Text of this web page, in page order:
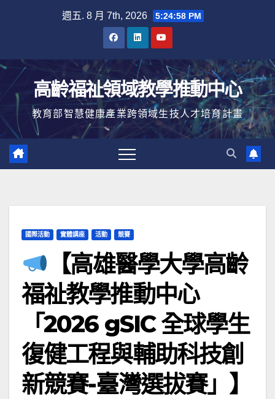
週五. 8 月 7th, 2026 5:24:59 PM
高齡福祉領域教學推動中心
教育部智慧健康產業跨領域生技人才培育計畫
國際活動 實體講座 活動 競賽
【高雄醫學大學高齡
福祉教學推動中心
「2026 gSIC 全球學生
復健工程與輔助科技創
新競賽-臺灣選拔賽」】